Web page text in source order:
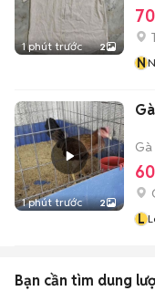
1 phút trước 2
N
1 phút trước 2
Gà
L
Bạn cần tìm dung